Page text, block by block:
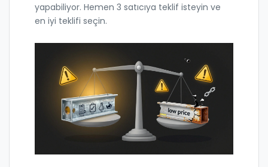
yapabiliyor. Hemen 3 satıcıya teklif isteyin ve
en iyi teklifi seçin.